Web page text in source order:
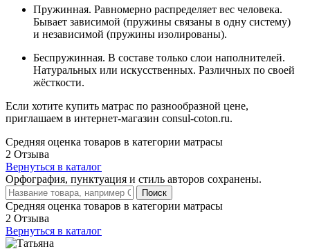
Пружинная. Равномерно распределяет вес человека.
Бывает зависимой (пружины связаны в одну систему)
и независимой (пружины изолированы).
Беспружинная. В составе только слои наполнителей.
Натуральных или искусственных. Различных по своей
жёсткости.
Если хотите купить матрас по разнообразной цене,
приглашаем в интернет-магазин consul-coton.ru.
Средняя оценка товаров в категории матрасы
2 Отзыва
Вернуться в каталог
Орфография, пунктуация и стиль авторов сохранены.
Поиск
Средняя оценка товаров в категории матрасы
2 Отзыва
Вернуться в каталог